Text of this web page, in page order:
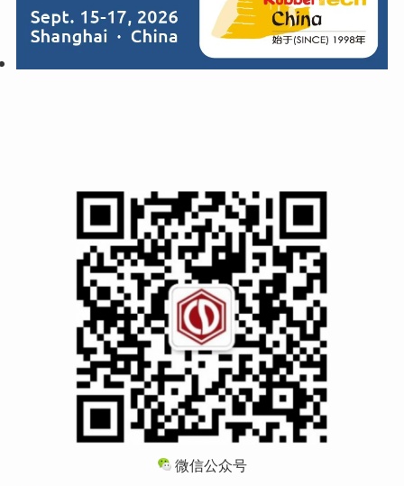
微信公众号